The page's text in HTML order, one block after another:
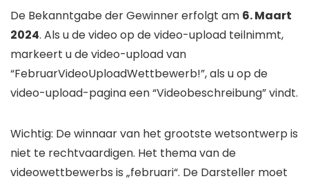
De Bekanntgabe der Gewinner erfolgt am 6. Maart
2024. Als u de video op de video-upload teilnimmt,
markeert u de video-upload van
“FebruarVideoUploadWettbewerb!”, als u op de
video-upload-pagina een “Videobeschreibung” vindt.
Wichtig: De winnaar van het grootste wetsontwerp is
niet te rechtvaardigen. Het thema van de
videowettbewerbs is „februari“. De Darsteller moet